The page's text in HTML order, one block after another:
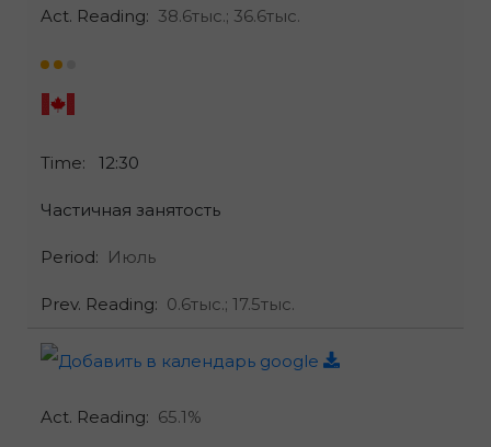
Time: 12:30
Частичная занятость
Period: Июль
Prev. Reading: 0.6тыс.; 17.5тыс.
Act. Reading: 38.6тыс.; 36.6тыс.
Act. Reading: 65.1%